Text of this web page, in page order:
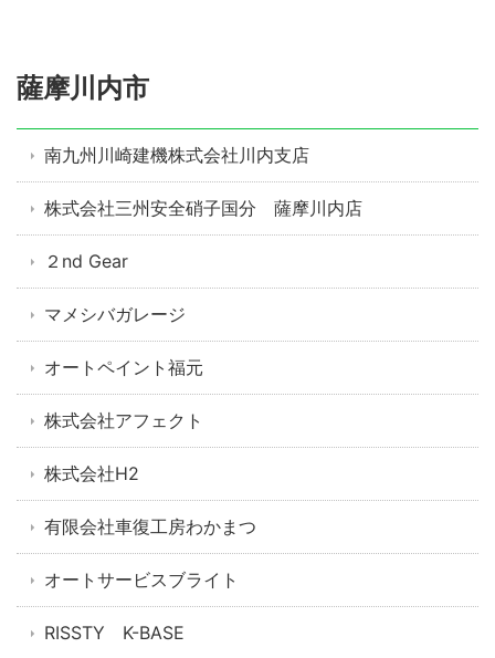
薩摩川内市
南九州川崎建機株式会社川内支店
株式会社三州安全硝子国分 薩摩川内店
２nd Gear
マメシバガレージ
オートペイント福元
株式会社アフェクト
株式会社H2
有限会社車復工房わかまつ
オートサービスブライト
RISSTY K-BASE